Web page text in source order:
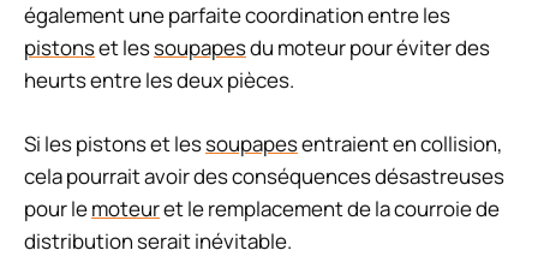
également une parfaite coordination entre les
pistonset lessoupapesdu moteur pour éviter des
heurts entre les deux pièces.
Si les pistons et lessoupapesentraient en collision,
cela pourrait avoir des conséquences désastreuses
pour lemoteuret le remplacement de la courroie de
distribution serait inévitable.